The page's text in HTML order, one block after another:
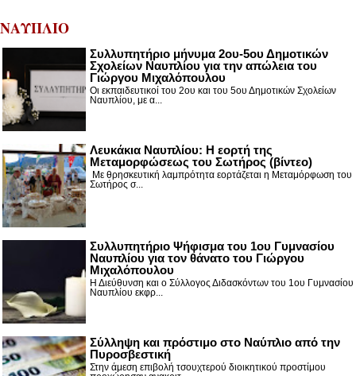
ΝΑΥΠΛΙΟ
Συλλυπητήριο μήνυμα 2ου-5ου Δημοτικών
Σχολείων Ναυπλίου για την απώλεια του
Γιώργου Μιχαλόπουλου
Οι εκπαιδευτικοί του 2ου και του 5ου Δημοτικών Σχολείων
Ναυπλίου, με α...
Λευκάκια Ναυπλίου: Η εορτή της
Μεταμορφώσεως του Σωτήρος (βίντεο)
Με θρησκευτική λαμπρότητα εορτάζεται η Μεταμόρφωση του
Σωτήρος σ...
Συλλυπητήριο Ψήφισμα του 1ου Γυμνασίου
Ναυπλίου για τον θάνατο του Γιώργου
Μιχαλόπουλου
Η Διεύθυνση και ο Σύλλογος Διδασκόντων του 1ου Γυμνασίου
Ναυπλίου εκφρ...
Σύλληψη και πρόστιμο στο Ναύπλιο από την
Πυροσβεστική
Στην άμεση επιβολή τσουχτερού διοικητικού προστίμου